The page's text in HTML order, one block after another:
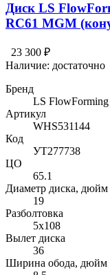
Диск LS
RC61 MGM
23 300 ₽
Наличие: достаточно
Бренд
LS FlowForming
Артикул
WHS531144
Код
УТ277738
ЦО
65.1
Диаметр диска, дюйм
19
Разболтовка
5x108
Вылет диска
36
Ширина обода, дюйм